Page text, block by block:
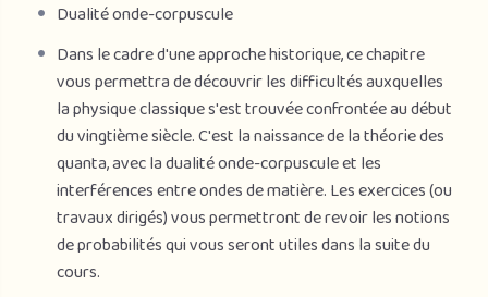
des technologies modernes comme la micro-électronique,
les lasers ou les télécommunications optiques.
Ce cours constitue une première introduction à la
mécanique quantique. En employant une approche
historique et en s’appuyant sur une confrontation entre
expériences et théorie, il vous permettra de comprendre
les principes de base de la mécanique quantique et
d’entrevoir quelques-unes de ses applications. Le cours se
composera des huit séances ci-dessous.
Dualité onde-corpuscule
Dans le cadre d'une approche historique, ce chapitre
vous permettra de découvrir les difficultés auxquelles
la physique classique s'est trouvée confrontée au début
du vingtième siècle. C'est la naissance de la théorie des
quanta, avec la dualité onde-corpuscule et les
interférences entre ondes de matière. Les exercices (ou
travaux dirigés) vous permettront de revoir les notions
de probabilités qui vous seront utiles dans la suite du
cours.